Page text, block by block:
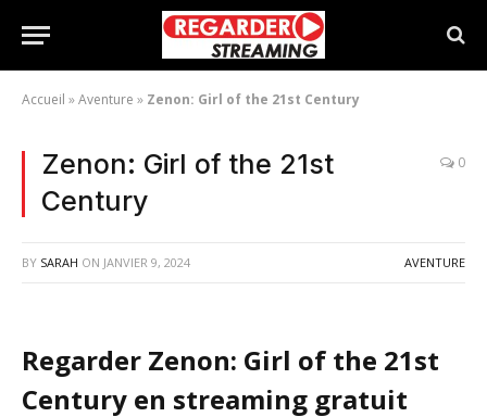
Accueil »Aventure » Zenon: Girl of the 21st Century
Zenon: Girl of the 21st
Century
0
BY SARAH ON JANVIER 9, 2024 AVENTURE
Regarder Zenon: Girl of the 21st
Century en streaming gratuit